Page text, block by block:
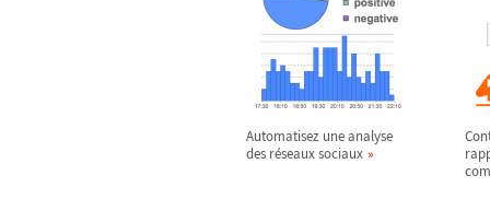
Automatisez une analyse
des réseaux sociaux